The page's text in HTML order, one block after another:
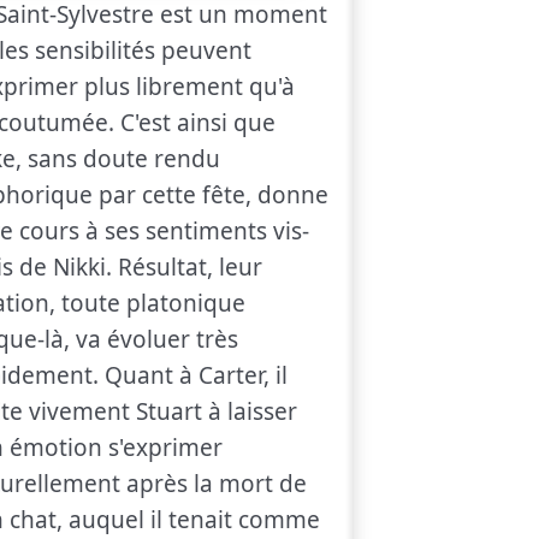
Sylvestre est un moment
sensibilités peuvent
plus librement qu'à
C'est ainsi que
sans doute rendu
par cette fête, donne
cours à ses sentiments vis-
de Nikki. Résultat, leur
toute platonique
là, va évoluer très
Quant à Carter, il
vivement Stuart à laisser
émotion s'exprimer
après la mort de
chat, auquel il tenait comme